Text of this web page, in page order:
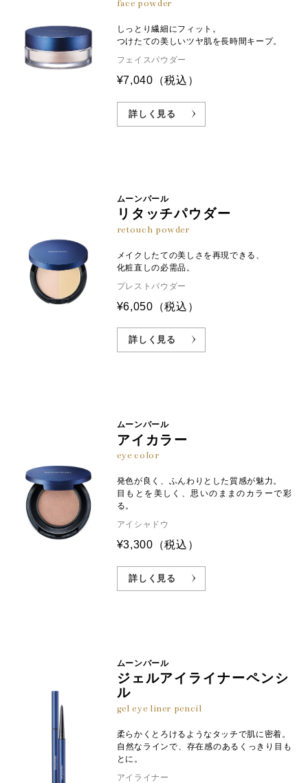
face powder
しっとり繊細にフィット。
つけたての美しいツヤ肌を長時間キープ。
フェイスパウダー
¥7,040 （税込）
詳しく見る
ムーンパール
リタッチパウダー
retouch powder
メイクしたての美しさを再現できる、
化粧直しの必需品。
プレストパウダー
¥6,050 （税込）
詳しく見る
ムーンパール
アイカラー
eye color
発色が良く、ふんわりとした質感が魅力。
目もとを美しく、思いのままのカラーで彩
る。
アイシャドウ
¥3,300 （税込）
詳しく見る
ムーンパール
ジェルアイライナーペンシ
ル
gel eye liner pencil
柔らかくとろけるようなタッチで肌に密着。
自然なラインで、存在感のあるくっきり目も
とに。
アイライナー